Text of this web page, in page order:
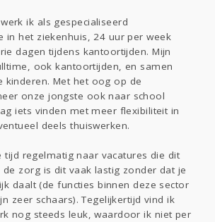
Digi Eten
Thuis
Contact Viva zoekt
Aangeboden
Horen Doen
ik als gespecialiseerd
in het ziekenhuis, 24 uur per week
dagen tijdens kantoortijden. Mijn
ook kantoortijden, en samen
kinderen. Met het oog op de
onze jongste ook naar school
iets vinden met meer flexibiliteit in
deels thuiswerken.
tijd regelmatig naar vacatures die dit
zorg is dit vaak lastig zonder dat je
daalt (de functies binnen deze sector
zeer schaars). Tegelijkertijd vind ik
nog steeds leuk, waardoor ik niet per